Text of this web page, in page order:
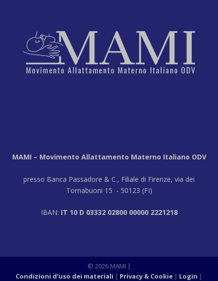
MAMI – Movimento Allattamento Materno Italiano ODV
presso Banca Passadore & C., Filiale di Firenze, via dei
Tornabuoni 15 - 50123 (FI)
IBAN: IT 10 D 03332 02800 00000 2221218
© 2026 MAMI |
Condizioni d’uso dei materiali
Privacy & Cookie Login |